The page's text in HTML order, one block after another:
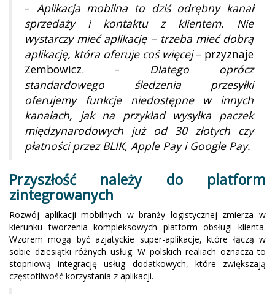
– Aplikacja mobilna to dziś odrębny kanał
sprzedaży i kontaktu z klientem. Nie
wystarczy mieć aplikację – trzeba mieć dobrą
aplikację, która oferuje coś więcej– przyznaje
Zembowicz. – Dlatego oprócz
standardowego śledzenia przesyłki
oferujemy funkcje niedostępne w innych
kanałach, jak na przykład wysyłka paczek
międzynarodowych już od 30 złotych czy
płatności przez BLIK, Apple Pay i Google Pay.
Przyszłość należy do platform
zintegrowanych
Rozwój aplikacji mobilnych w branży logistycznej zmierza w
kierunku tworzenia kompleksowych platform obsługi klienta.
Wzorem mogą być azjatyckie super-aplikacje, które łączą w
sobie dziesiątki różnych usług. W polskich realiach oznacza to
stopniową integrację usług dodatkowych, które zwiększają
częstotliwość korzystania z aplikacji.